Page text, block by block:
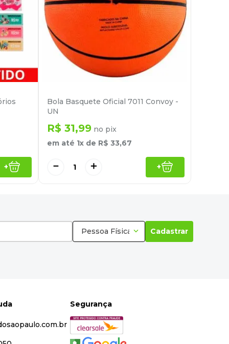
+
Bola Basquete Oficial 7011 Convoy -
UN
R$ 31,99 no pix
em até 1x de R$ 33,67
＋
－ +
Pessoa Física Cadastrar
Segurança